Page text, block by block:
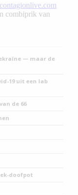
— maar de
19 uit een lab
de 66
doofpot